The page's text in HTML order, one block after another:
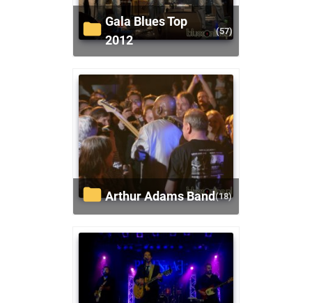
Gala Blues Top
2012
(57)
Arthur Adams Band(18)